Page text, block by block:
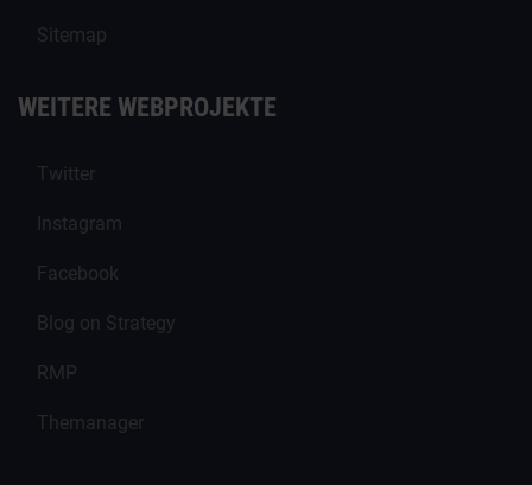
Sitemap
WEITERE WEBPROJEKTE
Twitter
Instagram
Facebook
Blog on Strategy
RMP
Themanager